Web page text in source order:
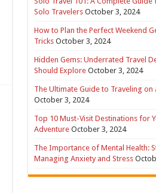
Solo Travelers October 3, 2024
How to Plan the Perfect Weekend
Tricks October 3, 2024
Hidden Gems: Underrated Travel
Should Explore October 3, 2024
The Ultimate Guide to Traveling on
October 3, 2024
Top 10 Must-Visit Destinations for
Adventure October 3, 2024
The Importance of Mental Health:
Managing Anxiety and Stress